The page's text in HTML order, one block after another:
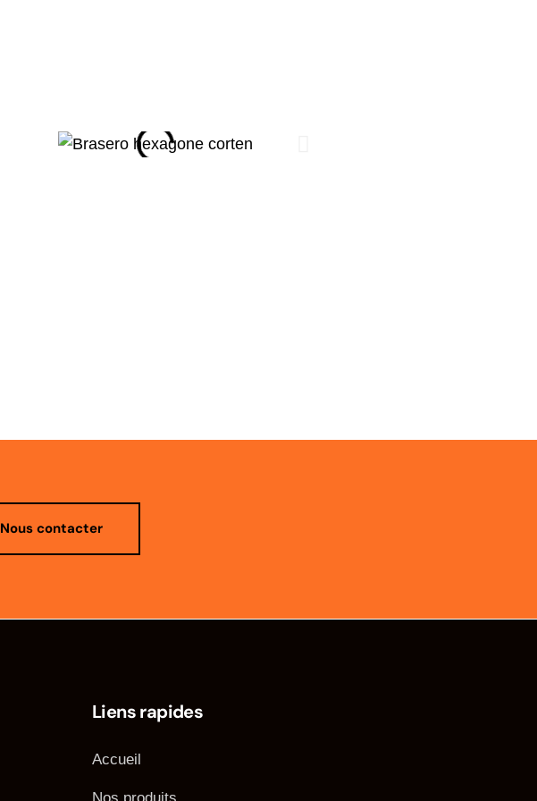
Nous contacter
Liens rapides
Accueil
Nos produits